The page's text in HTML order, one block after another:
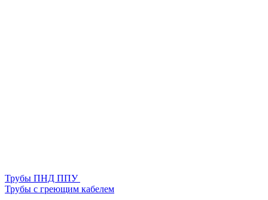
Трубы ПНД ППУ
Трубы с греющим кабелем